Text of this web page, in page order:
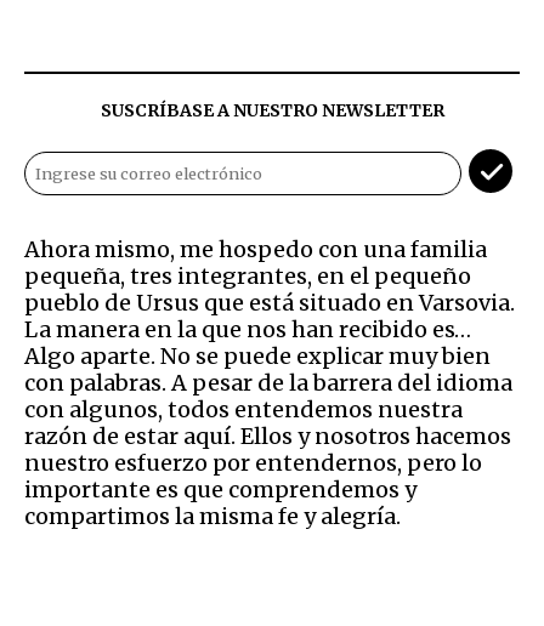
SUSCRÍBASE A NUESTRO NEWSLETTER
Ahora mismo, me hospedo con una familia
pequeña, tres integrantes, en el pequeño
pueblo de Ursus que está situado en Varsovia.
La manera en la que nos han recibido es…
Algo aparte. No se puede explicar muy bien
con palabras. A pesar de la barrera del idioma
con algunos, todos entendemos nuestra
razón de estar aquí. Ellos y nosotros hacemos
nuestro esfuerzo por entendernos, pero lo
importante es que comprendemos y
compartimos la misma fe y alegría.